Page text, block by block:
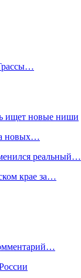
ищет новые ниши
новых…
реальный…
крае за…